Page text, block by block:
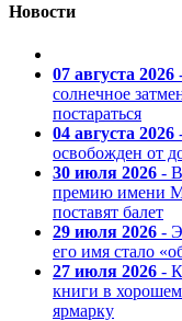
Новости
07 августа 2026
солнечное
постараться
04 августа 2026
освобожден от
30 июля 2026 -
премию имени
поставят балет
29 июля 2026 -
его имя стало
27 июля 2026 -
книги в
ярмарку